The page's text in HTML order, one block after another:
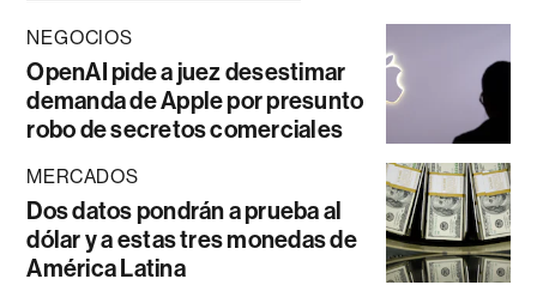
NEGOCIOS
OpenAI pide a juez desestimar
demanda de Apple por presunto
robo de secretos comerciales
MERCADOS
Dos datos pondrán a prueba al
dólar y a estas tres monedas de
América Latina